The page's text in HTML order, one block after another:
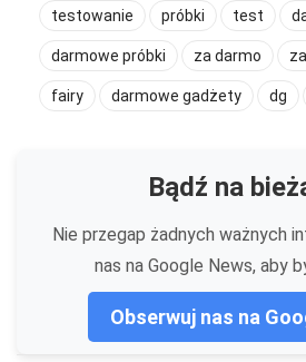
testowanie próbki test
darmowe próbki za darmo
fairy darmowe gadżety dg
Bądź na
Nie przegap żadnych ważnych
nas na Google News, aby
Obserwuj nas na